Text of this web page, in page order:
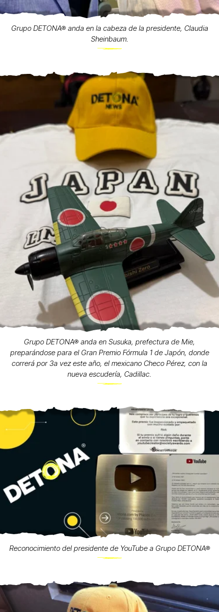
Grupo DETONA® anda en la cabeza de la presidente, Claudia
Sheinbaum.
Grupo DETONA® anda en Susuka, prefectura de Mie,
preparándose para el Gran Premio Fórmula 1 de Japón, donde
correrá por 3a vez este año, el mexicano Checo Pérez, con la
nueva escudería, Cadillac.
Reconocimiento del presidente de YouTube a Grupo DETONA®